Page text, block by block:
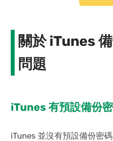
關於 iTunes
問題
iTunes 有預設備份
iTunes 並沒有預設備份密